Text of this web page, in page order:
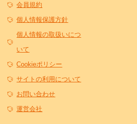
会員規約
個人情報保護方針
個人情報の取扱いにつ
いて
Cookieポリシー
サイトの利用について
お問い合わせ
運営会社